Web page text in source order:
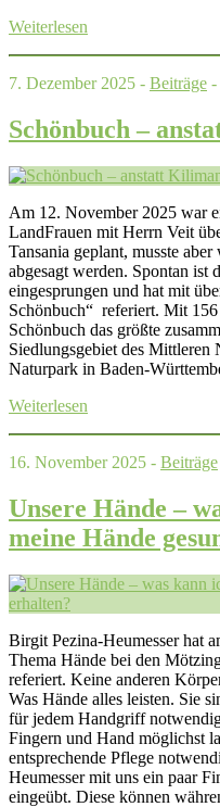
Weiterlesen
7. Dezember 2025 - Beiträge -
Schönbuch –
Am 12. November 2025 war
LandFrauen mit Herrn Veit
Tansania geplant, musste
abgesagt werden. Spontan ist
eingesprungen und hat mit
Schönbuch“ referiert. Mit
Schönbuch das größte
Siedlungsgebiet des Mittleren
Naturpark in Baden-
Weiterlesen
16. November 2025 - Beiträge
Unsere Hände –
meine Hände
Birgit Pezina-Heumesser hat
Thema Hände bei den
referiert. Keine anderen
Was Hände alles leisten. Sie
für jedem Handgriff
Fingern und Hand möglichst
entsprechende Pflege
Heumesser mit uns ein paar
eingeübt. Diese können